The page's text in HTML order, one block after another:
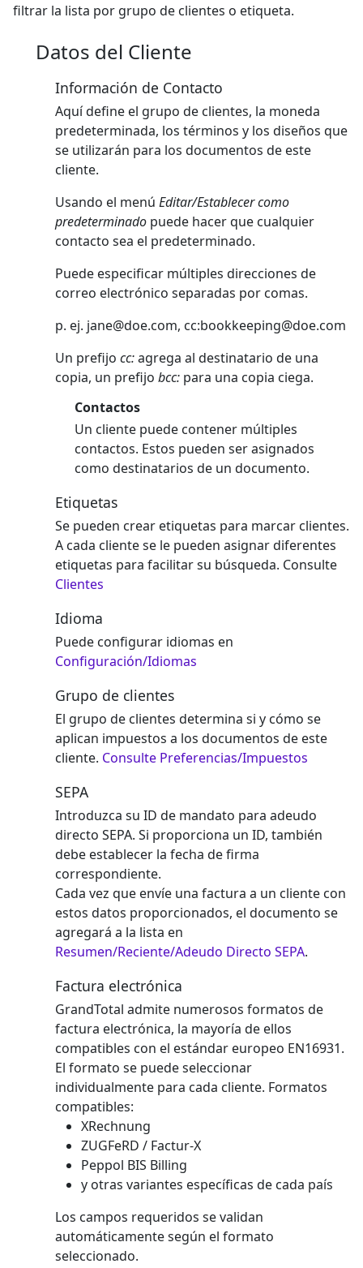
filtrar la lista por grupo de clientes o etiqueta.
Datos del Cliente
Información de Contacto
Aquí define el grupo de clientes, la moneda
predeterminada, los términos y los diseños que
se utilizarán para los documentos de este
cliente.
Usando el menú Editar/Establecer como
predeterminado puede hacer que cualquier
contacto sea el predeterminado.
Puede especificar múltiples direcciones de
correo electrónico separadas por comas.
p. ej. jane@doe.com, cc:bookkeeping@doe.com
Un prefijo cc:agrega al destinatario de una
copia, un prefijo bcc: para una copia ciega.
Contactos
Un cliente puede contener múltiples
contactos. Estos pueden ser asignados
como destinatarios de un documento.
Etiquetas
Se pueden crear etiquetas para marcar clientes.
A cada cliente se le pueden asignar diferentes
etiquetas para facilitar su búsqueda. Consulte
Clientes
Idioma
Puede configurar idiomas en
Configuración/Idiomas
Grupo de clientes
El grupo de clientes determina si y cómo se
aplican impuestos a los documentos de este
cliente. Consulte Preferencias/Impuestos
SEPA
Introduzca su ID de mandato para adeudo
directo SEPA. Si proporciona un ID, también
debe establecer la fecha de firma
correspondiente.
Cada vez que envíe una factura a un cliente con
estos datos proporcionados, el documento se
agregará a la lista en
Resumen/Reciente/Adeudo Directo SEPA.
Factura electrónica
GrandTotal admite numerosos formatos de
factura electrónica, la mayoría de ellos
compatibles con el estándar europeo EN16931.
El formato se puede seleccionar
individualmente para cada cliente. Formatos
compatibles:
XRechnung
ZUGFeRD / Factur-X
Peppol BIS Billing
y otras variantes específicas de cada país
Los campos requeridos se validan
automáticamente según el formato
seleccionado.